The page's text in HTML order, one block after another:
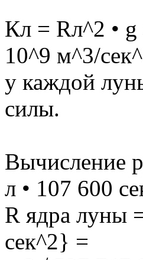
Кл = Rл^2 •
10^9 м^3/
у каждой
силы.
Вычисление
л • 107 600
R ядра луны
сек^2} =